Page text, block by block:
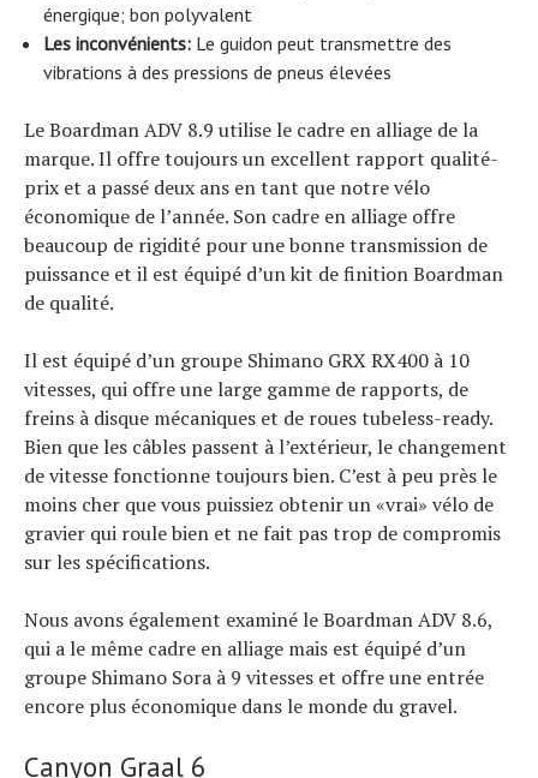
énergique; bon polyvalent
Les inconvénients: Le guidon peut transmettre des
vibrations à des pressions de pneus élevées
Le Boardman ADV 8.9 utilise le cadre en alliage de la
marque. Il offre toujours un excellent rapport qualité-
prix et a passé deux ans en tant que notre vélo
économique de l’année. Son cadre en alliage offre
beaucoup de rigidité pour une bonne transmission de
puissance et il est équipé d’un kit de finition Boardman
de qualité.
Il est équipé d’un groupe Shimano GRX RX400 à 10
vitesses, qui offre une large gamme de rapports, de
freins à disque mécaniques et de roues tubeless-ready.
Bien que les câbles passent à l’extérieur, le changement
de vitesse fonctionne toujours bien. C’est à peu près le
moins cher que vous puissiez obtenir un «vrai» vélo de
gravier qui roule bien et ne fait pas trop de compromis
sur les spécifications.
Nous avons également examiné le Boardman ADV 8.6,
qui a le même cadre en alliage mais est équipé d’un
groupe Shimano Sora à 9 vitesses et offre une entrée
encore plus économique dans le monde du gravel.
Canyon Graal 6